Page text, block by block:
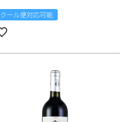
クール便対応可能